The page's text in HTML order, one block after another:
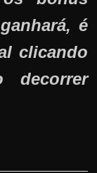
é
clicando
decorrer